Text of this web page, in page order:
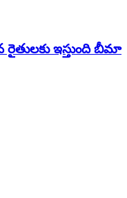
ఇస్తుంది బీమా